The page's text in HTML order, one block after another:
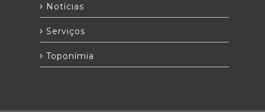
Notícias
Serviços
Toponímia